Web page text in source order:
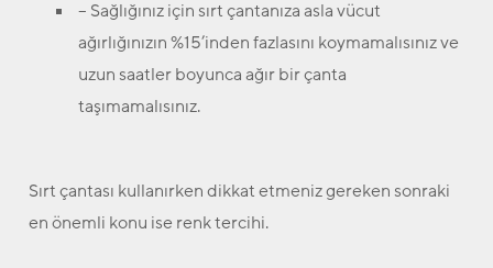
– Sağlığınız için sırt çantanıza asla vücut
ağırlığınızın %15’inden fazlasını koymamalısınız ve
uzun saatler boyunca ağır bir çanta
taşımamalısınız.
Sırt çantası kullanırken dikkat etmeniz gereken sonraki
en önemli konu ise renk tercihi.